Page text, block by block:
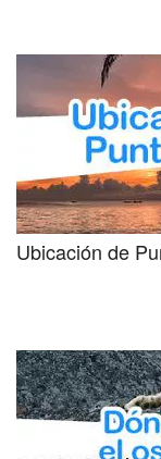
Ubicación de